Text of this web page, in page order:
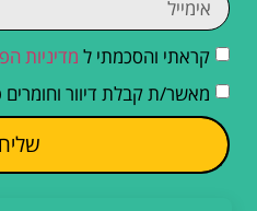
קראתי והסכמתי ל מדיניות
מאשר/ת קבלת דיוור וחומרים